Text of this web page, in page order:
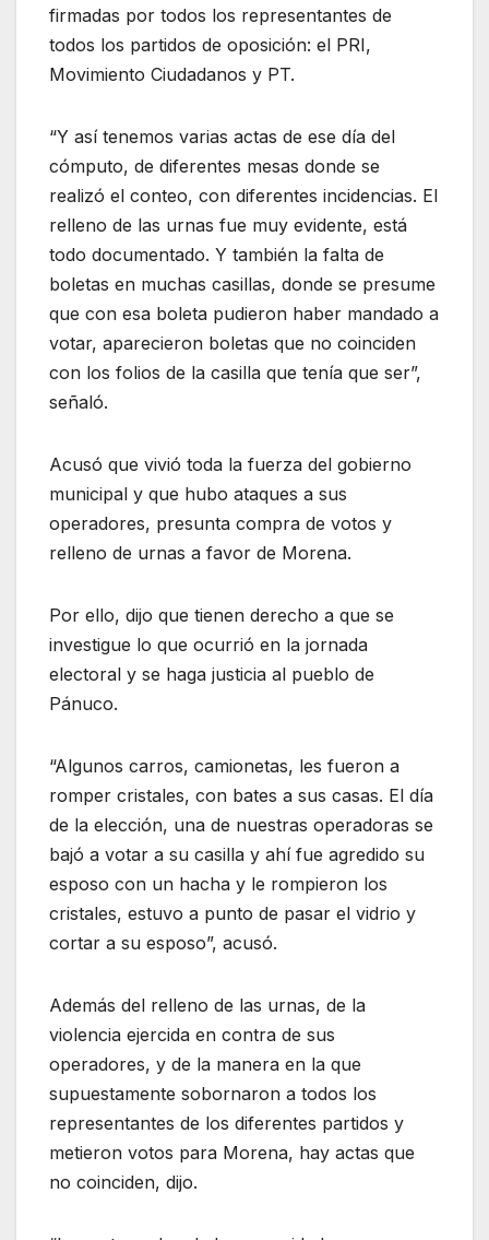
firmadas por todos los representantes de
todos los partidos de oposición: el PRI,
Movimiento Ciudadanos y PT.
“Y así tenemos varias actas de ese día del
cómputo, de diferentes mesas donde se
realizó el conteo, con diferentes incidencias. El
relleno de las urnas fue muy evidente, está
todo documentado. Y también la falta de
boletas en muchas casillas, donde se presume
que con esa boleta pudieron haber mandado a
votar, aparecieron boletas que no coinciden
con los folios de la casilla que tenía que ser”,
señaló.
Acusó que vivió toda la fuerza del gobierno
municipal y que hubo ataques a sus
operadores, presunta compra de votos y
relleno de urnas a favor de Morena.
Por ello, dijo que tienen derecho a que se
investigue lo que ocurrió en la jornada
electoral y se haga justicia al pueblo de
Pánuco.
“Algunos carros, camionetas, les fueron a
romper cristales, con bates a sus casas. El día
de la elección, una de nuestras operadoras se
bajó a votar a su casilla y ahí fue agredido su
esposo con un hacha y le rompieron los
cristales, estuvo a punto de pasar el vidrio y
cortar a su esposo”, acusó.
Además del relleno de las urnas, de la
violencia ejercida en contra de sus
operadores, y de la manera en la que
supuestamente sobornaron a todos los
representantes de los diferentes partidos y
metieron votos para Morena, hay actas que
no coinciden, dijo.